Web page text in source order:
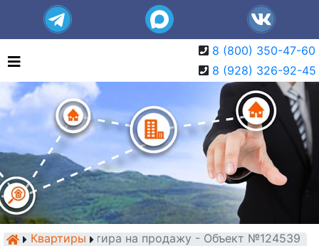
8 (800) 350-47-60
8 (928) 326-92-45
КвартирыКвартира на продажу - Объект №124539